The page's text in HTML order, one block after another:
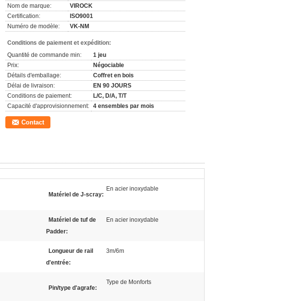
Nom de marque:
VIROCK
Certification:
ISO9001
Numéro de modèle:
VK-NM
Conditions de paiement et expédition:
Quantité de commande min:
1 jeu
Prix:
Négociable
Détails d'emballage:
Coffret en bois
Délai de livraison:
EN 90 JOURS
Conditions de paiement:
L/C, D/A, T/T
Capacité d'approvisionnement: 4 ensembles par mois
Contact
Matériel de J-scray:
En acier inoxydable
Matériel de tuf de
Padder:
En acier inoxydable
Longueur de rail
d'entrée:
3m/6m
Pin/type d'agrafe:
Type de Monforts